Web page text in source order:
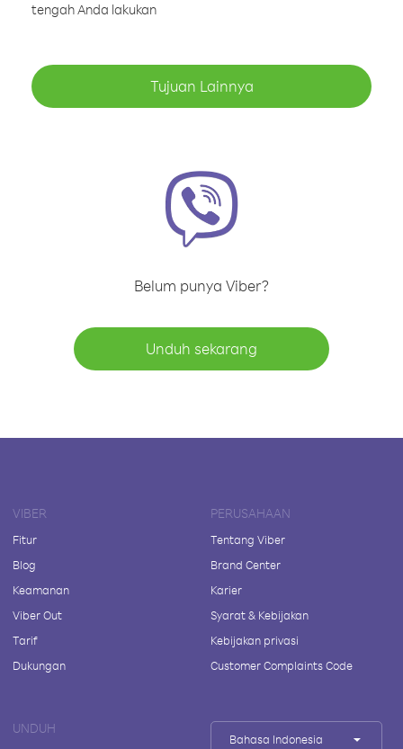
tengah Anda lakukan
Tujuan Lainnya
Belum punya Viber?
Unduh sekarang
VIBER
Fitur
Blog
Keamanan
Viber Out
Tarif
Dukungan
PERUSAHAAN
Tentang Viber
Brand Center
Karier
Syarat & Kebijakan
Kebijakan privasi
Customer Complaints Code
UNDUH
Bahasa Indonesia